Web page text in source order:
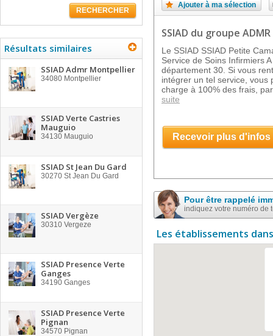
RECHERCHER
Résultats similaires
SSIAD Admr Montpellier
34080 Montpellier
SSIAD Verte Castries
Mauguio
34130 Mauguio
SSIAD St Jean Du Gard
30270 St Jean Du Gard
SSIAD Vergèze
30310 Vergeze
SSIAD Presence Verte
Ganges
34190 Ganges
SSIAD Presence Verte
Pignan
34570 Pignan
Ajouter à ma sélection
SSIAD du groupe ADMR
Le SSIAD SSIAD Petite
Service de Soins Infirmiers
département 30. Si vous
intégrer un tel service, vous
charge à 100% des frais,
suite
Recevoir plus d'infos
Pour être rappelé
indiquez votre numéro de
Les établissements